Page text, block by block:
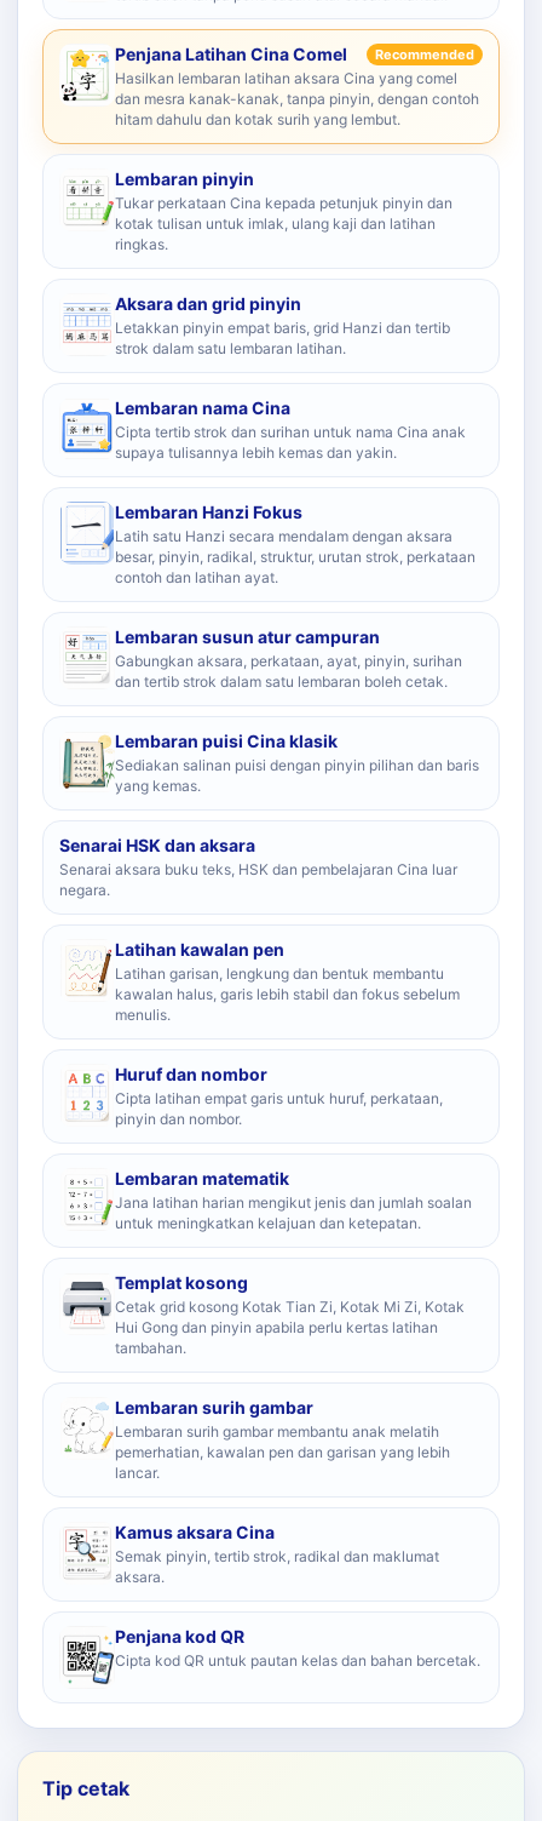
Penjana Latihan Cina Comel Recommended
Hasilkan lembaran latihan aksara Cina yang comel
dan mesra kanak-kanak, tanpa pinyin, dengan contoh
hitam dahulu dan kotak surih yang lembut.
Lembaran pinyin
Tukar perkataan Cina kepada petunjuk pinyin dan
kotak tulisan untuk imlak, ulang kaji dan latihan
ringkas.
Aksara dan grid pinyin
Letakkan pinyin empat baris, grid Hanzi dan tertib
strok dalam satu lembaran latihan.
Lembaran nama Cina
Cipta tertib strok dan surihan untuk nama Cina anak
supaya tulisannya lebih kemas dan yakin.
Lembaran Hanzi Fokus
Latih satu Hanzi secara mendalam dengan aksara
besar, pinyin, radikal, struktur, urutan strok, perkataan
contoh dan latihan ayat.
Lembaran susun atur campuran
Gabungkan aksara, perkataan, ayat, pinyin, surihan
dan tertib strok dalam satu lembaran boleh cetak.
Lembaran puisi Cina klasik
Sediakan salinan puisi dengan pinyin pilihan dan baris
yang kemas.
Senarai HSK dan aksara
Senarai aksara buku teks, HSK dan pembelajaran Cina luar
negara.
Latihan kawalan pen
Latihan garisan, lengkung dan bentuk membantu
kawalan halus, garis lebih stabil dan fokus sebelum
menulis.
Huruf dan nombor
Cipta latihan empat garis untuk huruf, perkataan,
pinyin dan nombor.
Lembaran matematik
Jana latihan harian mengikut jenis dan jumlah soalan
untuk meningkatkan kelajuan dan ketepatan.
Templat kosong
Cetak grid kosong Kotak Tian Zi, Kotak Mi Zi, Kotak
Hui Gong dan pinyin apabila perlu kertas latihan
tambahan.
Lembaran surih gambar
Lembaran surih gambar membantu anak melatih
pemerhatian, kawalan pen dan garisan yang lebih
lancar.
Kamus aksara Cina
Semak pinyin, tertib strok, radikal dan maklumat
aksara.
Penjana kod QR
Cipta kod QR untuk pautan kelas dan bahan bercetak.
Tip cetak